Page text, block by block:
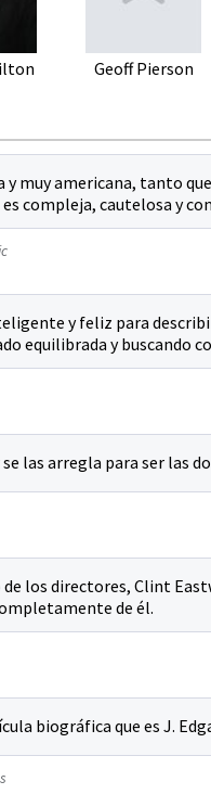
Geoff Pierson
y muy americana, tanto
compleja, cautelosa y
y feliz para
equilibrada y buscando
las arregla para ser las
los directores, Clint
de él.
biográfica que es J.